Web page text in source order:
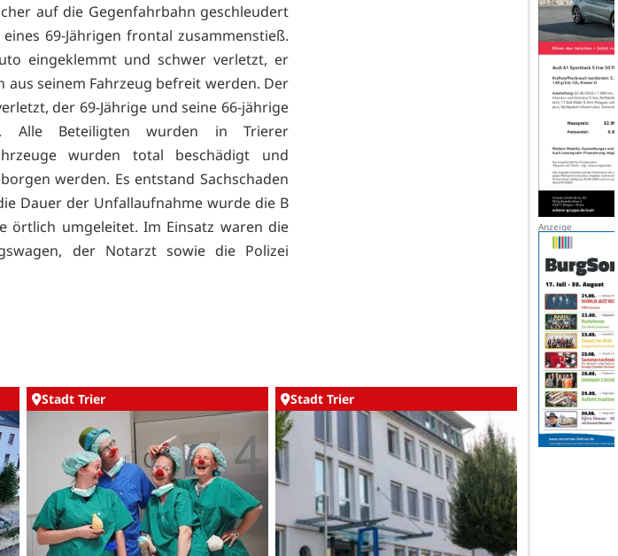
auf die Gegenfahrbahn geschleudert
69-Jährigen frontal zusammenstieß.
eingeklemmt und schwer verletzt, er
aus seinem Fahrzeug befreit werden. Der
der 69-Jährige und seine 66-jährige
Alle Beteiligten wurden in Trierer
wurden total beschädigt und
werden. Es entstand Sachschaden
Dauer der Unfallaufnahme wurde die B
örtlich umgeleitet. Im Einsatz waren die
der Notarzt sowie die Polizei
Stadt Trier Stadt Trier